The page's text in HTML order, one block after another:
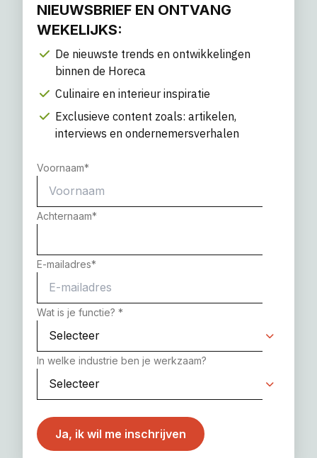
NIEUWSBRIEF EN ONTVANG
WEKELIJKS:
De nieuwste trends en ontwikkelingen
binnen de Horeca
Culinaire en interieur inspiratie
Exclusieve content zoals: artikelen,
interviews en ondernemersverhalen
Voornaam*
Achternaam*
E-mailadres*
Wat is je functie? *
In welke industrie ben je werkzaam?